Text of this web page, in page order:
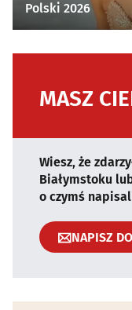
Polski 2026
MASZ
Wiesz, że
Białymstoku
o czymś
NAPISZ